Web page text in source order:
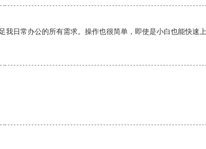
日常办公的所有需求。操作也很简单，即使是小白也能快速上